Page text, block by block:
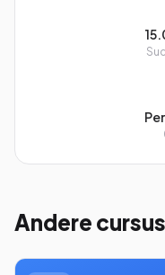
Andere